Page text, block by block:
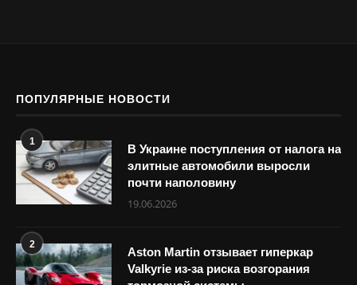
ПОПУЛЯРНЫЕ НОВОСТИ
1
В Украине поступления от налога на
элитные автомобили выросли
почти наполовину
19.06.2026
2
Aston Martin отзывает гиперкар
Valkyrie из-за риска возгорания